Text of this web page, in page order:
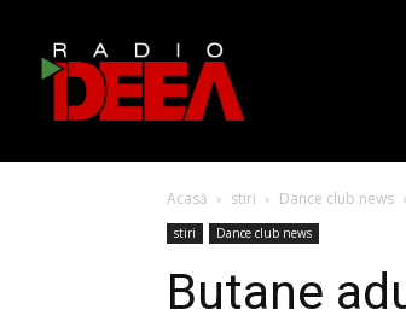
Acasă stiri Dance club news
stiri Dance club news
Butane